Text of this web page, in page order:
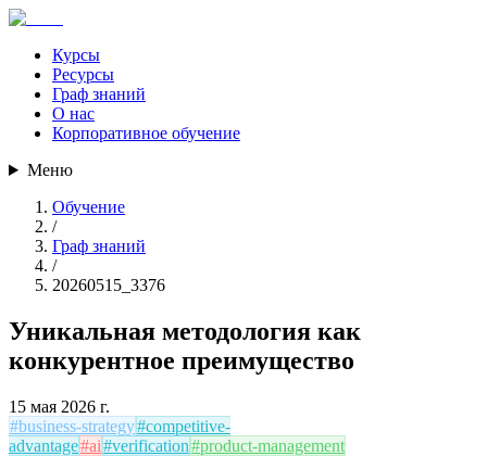
Курсы
Ресурсы
Граф знаний
О нас
Корпоративное обучение
Меню
Обучение
/
Граф знаний
/
20260515_3376
Уникальная методология как
конкурентное преимущество
15 мая 2026 г.
#business-strategy#competitive-
advantage#ai#verification#product-management